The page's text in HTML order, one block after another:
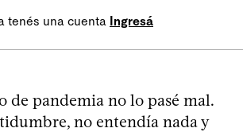
tenés una cuenta Ingresá
de pandemia no lo pasé mal.
no entendía nada y